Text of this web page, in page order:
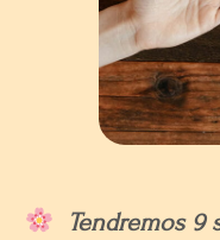
Tendremos 9